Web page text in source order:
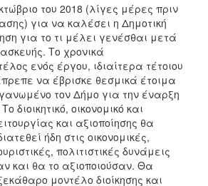
του 2018 (λίγες μέρες πριν
για να καλέσει η Δημοτική
για το τι μέλει γενέσθαι μετά
Το χρονικά
ενός έργου, ιδιαίτερα τέτοιου
να έβρισκε θεσμικά έτοιμα
τον Δήμο για την έναρξη
διοικητικό, οικονομικό και
και αξιοποίησης θα
ήδη στις οικονομικές,
πολιτιστικές δυνάμεις
και θα το αξιοποιούσαν. Θα
μοντέλο διοίκησης και